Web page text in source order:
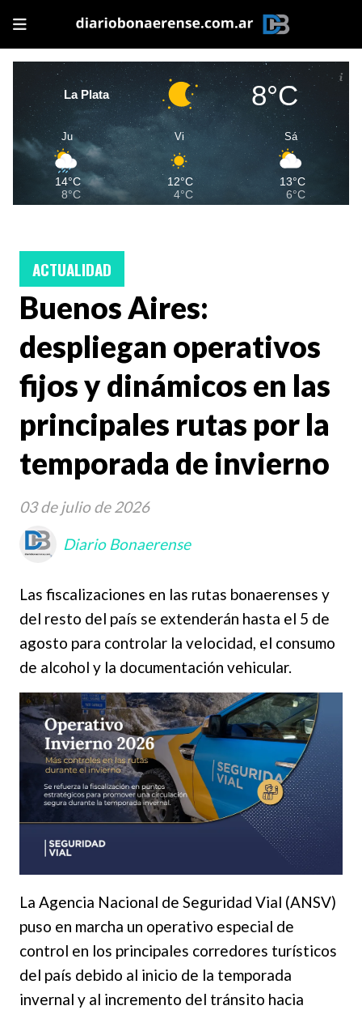
La Plata 8°C
Ju
14°C
8°C
Vi
12°C
4°C
Sá
13°C
6°C
Buenos Aires:
despliegan operativos
fijos y dinámicos en las
principales rutas por la
temporada de invierno
Las fiscalizaciones en las rutas bonaerenses y
del resto del país se extenderán hasta el 5 de
agosto para controlar la velocidad, el consumo
de alcohol y la documentación vehicular.
ACTUALIDAD
03 de julio de 2026
Diario Bonaerense
La Agencia Nacional de Seguridad Vial (ANSV)
puso en marcha un operativo especial de
control en los principales corredores turísticos
del país debido al inicio de la temporada
invernal y al incremento del tránsito hacia